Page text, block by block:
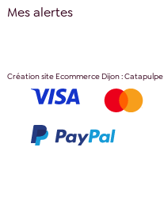
Mes alertes
Création site Ecommerce Dijon : Catapulpe